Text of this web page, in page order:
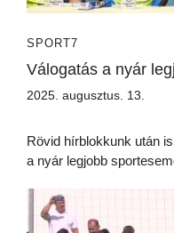
SPORT7
Válogatás a nyár
2025. augusztus. 13.
Rövid hírblokkunk után
a nyár legjobb